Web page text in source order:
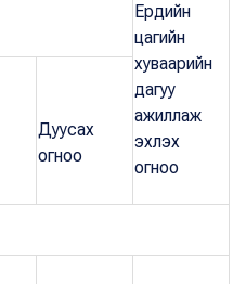
Ердийн
цагийн
хуваарийн
дагуу
ажиллаж
эхлэх
огноо
Дуусах
огноо